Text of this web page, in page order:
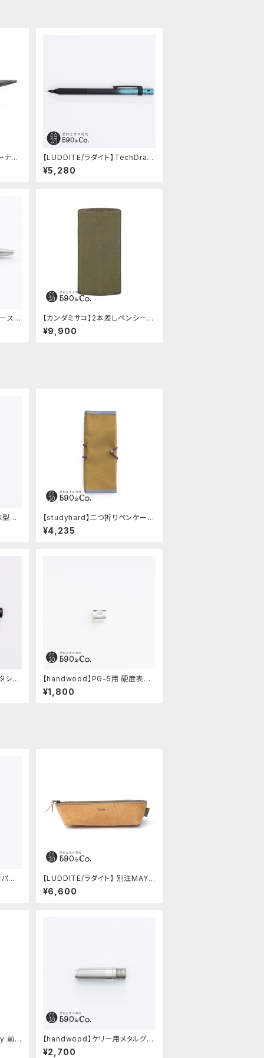
】S
【LUDDITE/ラダイト】TechDraw
2 グラデーションモデル (LDB-MP
2GB1-05)
¥5,280
ス・
(ス
【カンダミサコ】2本差しペンシー
ス・ミネルバボックス (オリーバ)
¥9,900
ノッ
ス)
【studyhard】二つ折りペンケー
ス ミニマムコンパクトサイズ(カ
ーキ)
¥4,235
シェ
【handwood】PG-5用 硬度表示
窓 (超超ジュラルミン/正方形)
¥1,800
ー
【LUDDITE/ラダイト】 別注MAYA
レザーボートペンケース (コニャッ
ク)
¥6,600
前
【handwood】ケリー用メタルグリ
¥2,700